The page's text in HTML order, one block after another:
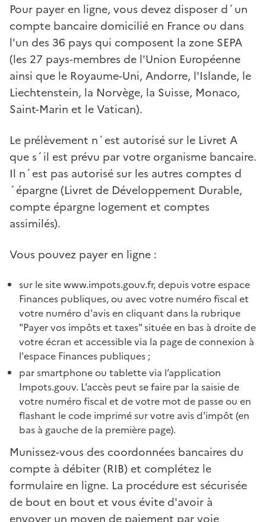
Pour payer en ligne, vous devez disposer d´un
compte bancaire domicilié en France ou dans
l'un des 36 pays qui composent la zone SEPA
(les 27 pays-membres de l'Union Européenne
ainsi que le Royaume-Uni, Andorre, l'Islande, le
Liechtenstein, la Norvège, la Suisse, Monaco,
Saint-Marin et le Vatican).
Le prélèvement n´est autorisé sur le Livret A
que s´il est prévu par votre organisme bancaire.
Il n´est pas autorisé sur les autres comptes d
´épargne (Livret de Développement Durable,
compte épargne logement et comptes
assimilés).
Vous pouvez payer en ligne :
sur le site www.impots.gouv.fr, depuis votre espace
Finances publiques, ou avec votre numéro fiscal et
votre numéro d'avis en cliquant dans la rubrique
"Payer vos impôts et taxes" située en bas à droite de
votre écran et accessible via la page de connexion à
l'espace Finances publiques ;
par smartphone ou tablette via l’application
Impots.gouv. L’accès peut se faire par la saisie de
votre numéro fiscal et de votre mot de passe ou en
flashant le code imprimé sur votre avis d'impôt (en
bas à gauche de la première page).
Munissez-vous des coordonnées bancaires du
compte à débiter (RIB) et complétez le
formulaire en ligne. La procédure est sécurisée
de bout en bout et vous évite d'avoir à
envoyer un moyen de paiement par voie